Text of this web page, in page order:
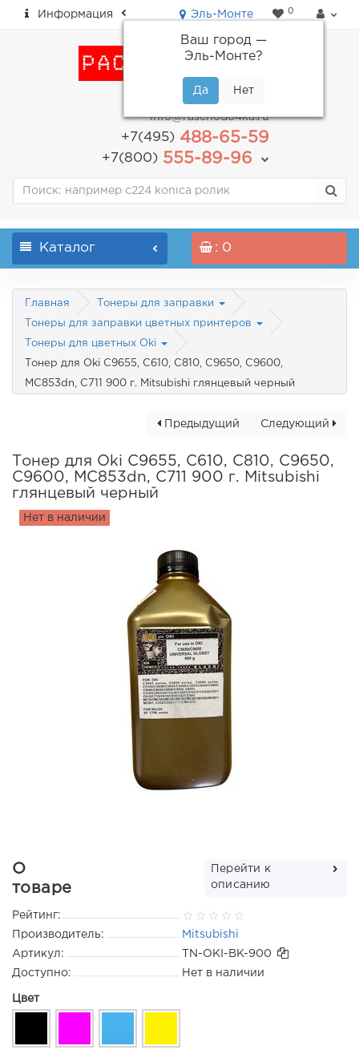
Информация Эль-Монте
Ваш город —
Эль-Монте?
0
пн-пт: с 9.00 до 18.00
info@raschodo4ka.ru
+7(495)488-65-59
+7(800)555-89-96
Каталог : 0
Главная Тонеры для заправки
Тонеры для заправки цветных принтеров
Тонеры для цветных Oki
Тонер для Oki C9655, C610, C810, C9650, C9600,
MC853dn, C711 900 г. Mitsubishi глянцевый черный
Следующий
Предыдущий
Тонер для Oki C9655, C610, C810, C9650,
C9600, MC853dn, C711 900 г. Mitsubishi
глянцевый черный
Нет в наличии
О
товаре
Перейти к
описанию
Рейтинг:
Производитель:
Mitsubishi
Артикул:
TN-OKI-BK-900
Доступно:
Нет в наличии
Цвет